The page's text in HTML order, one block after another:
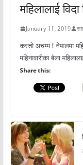
महिलालाई
January 11, 2019
कस्तो अचम्म ! नेपालमा
महिनावारीका बेला
Share this: